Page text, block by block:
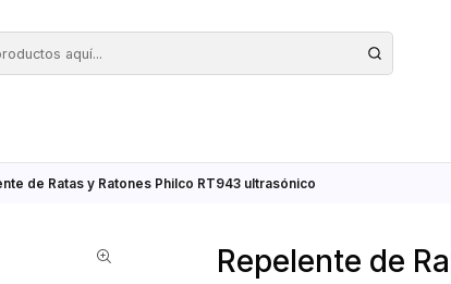
de Ratas y Ratones Philco RT943 ultrasónico
Repelente de